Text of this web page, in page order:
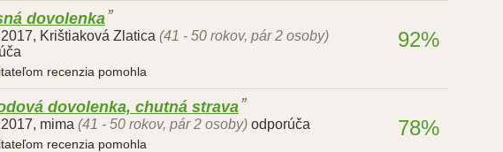
dovolenka
, Krištiaková Zlatica (41 - 50 rokov, pár 2 osoby)
recenzia pomohla
92%
dovolenka, chutná strava
, mima (41 - 50 rokov, pár 2 osoby) odporúča
recenzia pomohla
78%